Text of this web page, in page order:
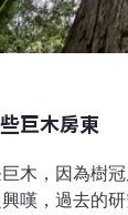
巨木房東
木，因為樹
嘆，過去的